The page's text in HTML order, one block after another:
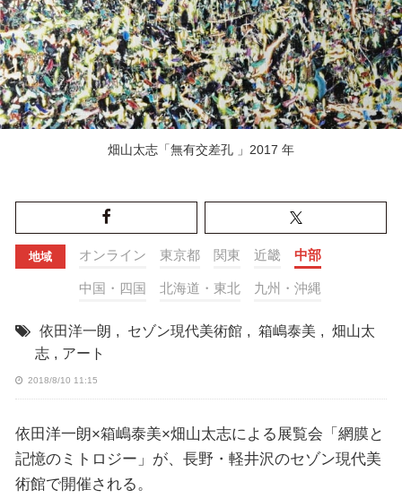
畑山太志「無有交差孔 」2017 年
地域 オンライン 東京都 関東 近畿 中部
中国・四国 北海道・東北 九州・沖縄
依田洋一朗 , セゾン現代美術館 , 箱嶋泰美 , 畑山太
志 , アート
2018/8/10 11:15
依田洋一朗×箱嶋泰美×畑山太志による展覧会「網膜と
記憶のミトロジー」が、長野・軽井沢のセゾン現代美
術館で開催される。